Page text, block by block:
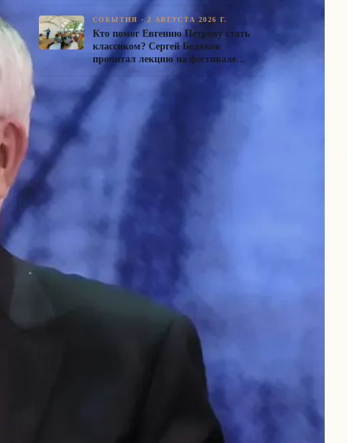
СОБЫТИЯ ·2 АВГУСТА 2026 Г.
Кто помог Евгению Петрову стать
классиком? Сергей Беляков
прочитал лекцию на фестивале
«Белый июнь»